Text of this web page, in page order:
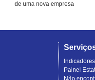
de uma nova empresa
Indicadores
Painel